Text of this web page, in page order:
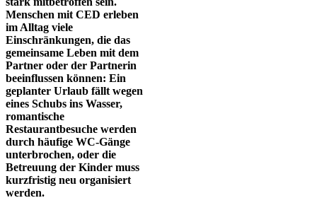
Menschen mit CED erleben
im Alltag viele
Einschränkungen, die das
gemeinsame Leben mit dem
Partner oder der Partnerin
beeinflussen können: Ein
geplanter Urlaub fällt wegen
eines Schubs ins Wasser,
romantische
Restaurantbesuche werden
durch häufige WC-Gänge
unterbrochen, oder die
Betreuung der Kinder muss
kurzfristig neu organisiert
werden.